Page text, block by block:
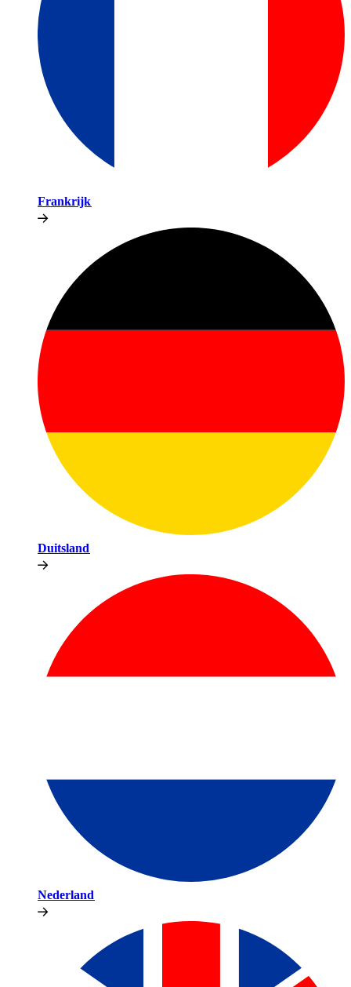
Frankrijk​​
Duitsland​​
Nederland​​